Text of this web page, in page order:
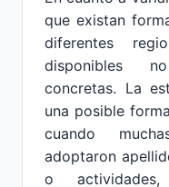
que existan
diferentes
disponibles
concretas. La
una posible
cuando
adoptaron
o